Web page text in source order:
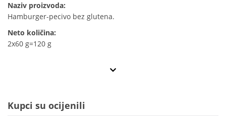
Naziv proizvoda:
Hamburger-pecivo bez glutena.
Neto količina:
2x60 g=120 g
Kupci su ocijenili